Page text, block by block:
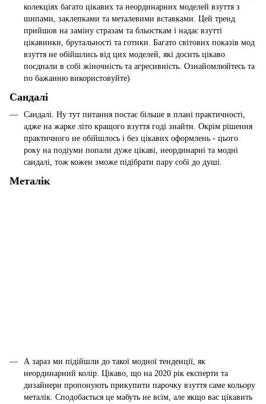
колекціях багато цікавих та неординарних моделей взуття з
шипами, заклепками та металевими вставками. Цей тренд
прийшов на заміну стразам та бльосткам і надає взутті
цікавинки, брутальності та готики. Багато світових показів мод
взуття не обійшлись від цих моделей, які досить цікаво
поєднали в собі жіночність та агресивність. Ознайомлюйтесь та
по бажанню використовуйте)
Сандалі
Сандалі. Ну тут питання постає більше в плані практичності,
адже на жарке літо кращого взуття годі знайти. Окрім рішення
практичного не обійшлось і без цікавих оформлень - цього
року на подіуми попали дуже цікаві, неординарні та модні
сандалі, тож кожен зможе підібрати пару собі до душі.
Металік
А зараз ми підійшли до такої модної тенденції, як
неординарний колір. Цікаво, що на 2020 рік експерти та
дизайнери пропонують прикупити парочку взуття саме кольору
металік. Сподобається це мабуть не всім, але якщо вас цікавить